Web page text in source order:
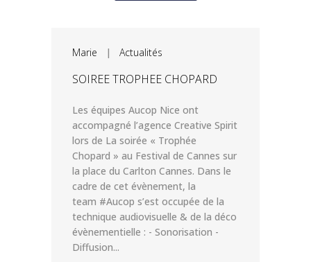
Marie | Actualités
SOIREE TROPHEE CHOPARD
Les équipes Aucop Nice ont
accompagné l’agence Creative Spirit
lors de La soirée « Trophée
Chopard » au Festival de Cannes sur
la place du Carlton Cannes. Dans le
cadre de cet évènement, la
team #Aucop s’est occupée de la
technique audiovisuelle & de la déco
évènementielle : - Sonorisation -
Diffusion...